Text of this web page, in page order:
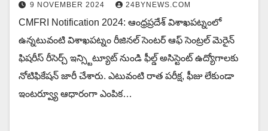
9 NOVEMBER 2024 24BYNEWS.COM
CMFRI Notification 2024: ఆంధ్రప్రదేశ్ విశాఖపట్నంలో
ఉన్నటువంటి విశాఖపట్నం రీజినల్ సెంటర్ ఆఫ్ సెంట్రల్ మెరైన్
ఫిషరీస్ రీసెర్చ్ ఇన్స్టిట్యూట్ నుండి ఫీల్డ్ అసిస్టెంట్ ఉద్యోగాలకు
నోటిఫికేషన్ జారీ చేశారు. ఎటువంటి రాత పరీక్ష, ఫీజు లేకుండా
ఇంటర్వ్యూ ఆధారంగా ఎంపిక…